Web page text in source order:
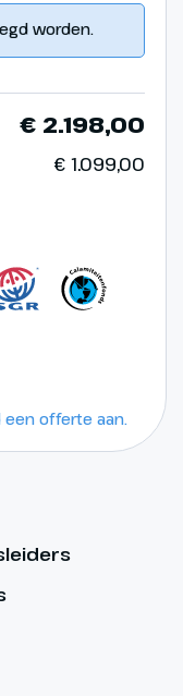
worden.
€ 2.198,00
€ 1.099,00
een offerte aan.